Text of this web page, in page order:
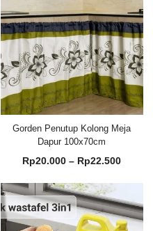
Gorden Penutup Kolong Meja
Dapur 100x70cm
Rp20.000 – Rp22.500